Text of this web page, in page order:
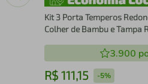
Kit 3 Porta Temperos
Colher de Bambu e Tampa
3.900
R$ 111,15 -5%